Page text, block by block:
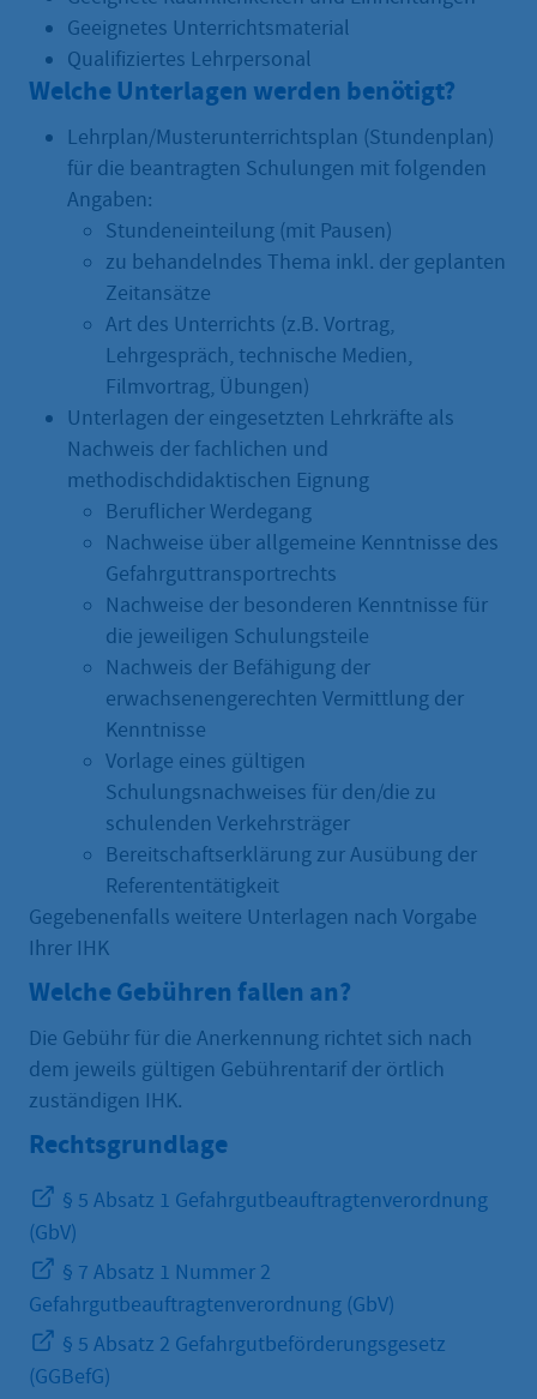
Geeignetes Unterrichtsmaterial
Qualifiziertes Lehrpersonal
Welche Unterlagen werden benötigt?
Lehrplan/Musterunterrichtsplan (Stundenplan)
für die beantragten Schulungen mit folgenden
Angaben:
Stundeneinteilung (mit Pausen)
zu behandelndes Thema inkl. der geplanten
Zeitansätze
Art des Unterrichts (z.B. Vortrag,
Lehrgespräch, technische Medien,
Filmvortrag, Übungen)
Unterlagen der eingesetzten Lehrkräfte als
Nachweis der fachlichen und
methodischdidaktischen Eignung
Beruflicher Werdegang
Nachweise über allgemeine Kenntnisse des
Gefahrguttransportrechts
Nachweise der besonderen Kenntnisse für
die jeweiligen Schulungsteile
Nachweis der Befähigung der
erwachsenengerechten Vermittlung der
Kenntnisse
Vorlage eines gültigen
Schulungsnachweises für den/die zu
schulenden Verkehrsträger
Bereitschaftserklärung zur Ausübung der
Referententätigkeit
Gegebenenfalls weitere Unterlagen nach Vorgabe
Ihrer IHK
Welche Gebühren fallen an?
Die Gebühr für die Anerkennung richtet sich nach
dem jeweils gültigen Gebührentarif der örtlich
zuständigen IHK.
Rechtsgrundlage
§ 5 Absatz 1 Gefahrgutbeauftragtenverordnung
(GbV)
§ 7 Absatz 1 Nummer 2
Gefahrgutbeauftragtenverordnung (GbV)
§ 5 Absatz 2 Gefahrgutbeförderungsgesetz
(GGBefG)